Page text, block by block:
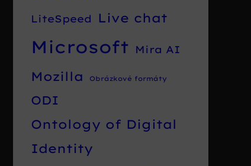
LiteSpeed Live chat
Microsoft Mira AI
Mozilla Obrázkové formáty
ODI
Ontology of Digital
Identity